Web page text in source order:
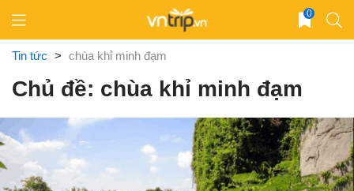
content
0
Tin tức > chùa khỉ minh đạm
Chủ đề: chùa khỉ minh đạm